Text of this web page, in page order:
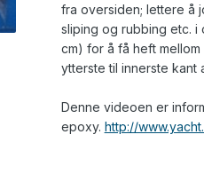
fra oversiden; lettere å
sliping og rubbing etc. i
cm) for å få heft
ytterste til innerste kant
Denne videoen er
epoxy. http://